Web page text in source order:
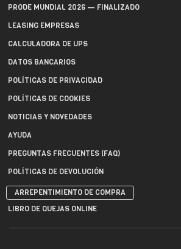
PRODE MUNDIAL 2026 — FINALIZADO
LEASING EMPRESAS
CALCULADORA DE UPS
DATOS BANCARIOS
POLÍTICAS DE PRIVACIDAD
POLÍTICAS DE COOKIES
NOTICIAS Y NOVEDADES
AYUDA
PREGUNTAS FRECUENTES (FAQ)
POLÍTICAS DE DEVOLUCIÓN
ARREPENTIMIENTO DE COMPRA
LIBRO DE QUEJAS ONLINE